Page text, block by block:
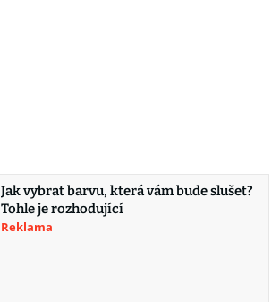
Jak vybrat barvu, která vám bude slušet?
Tohle je rozhodující
Reklama